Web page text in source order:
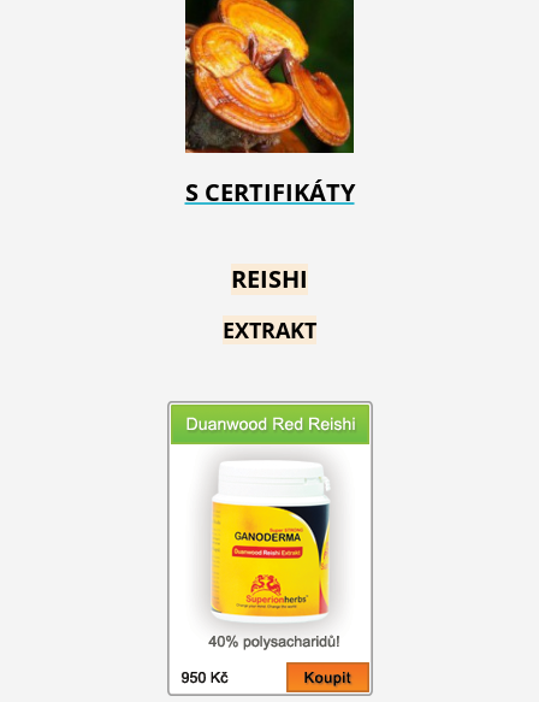
S CERTIFIKÁTY
REISHI
EXTRAKT